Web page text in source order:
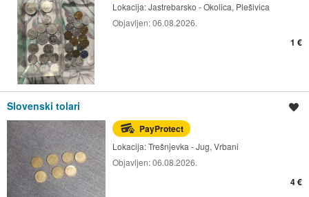
Lokacija:Jastrebarsko - Okolica, Plešivica
Objavljen:06.08.2026.
1 €
Slovenski tolari
PayProtect
Lokacija:Trešnjevka - Jug, Vrbani
Objavljen:06.08.2026.
4 €